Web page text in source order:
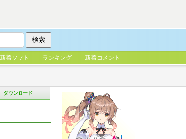
ダウンロード
新着ソフト ランキング 新着コメント